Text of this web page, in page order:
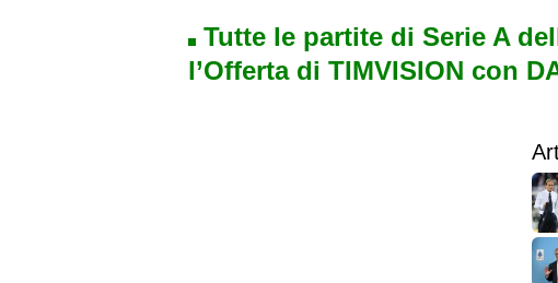
Tutte le partite di Serie A
l’Offerta di TIMVISION con